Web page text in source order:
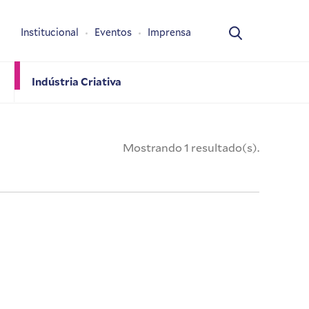
Indústria Criativa
Institucional Eventos Imprensa
Mostrando 1 resultado(s).